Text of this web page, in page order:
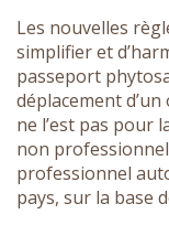
Les nouvelles
simplifier et
passeport
déplacement
ne l’est pas pour
non
professionnel
pays, sur la base